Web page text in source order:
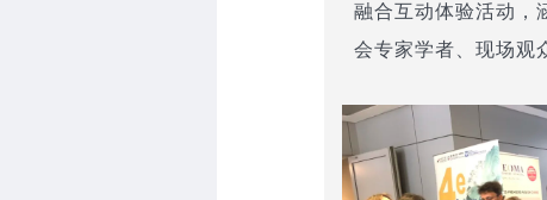
融合互动体验活动，
会专家学者、现场观